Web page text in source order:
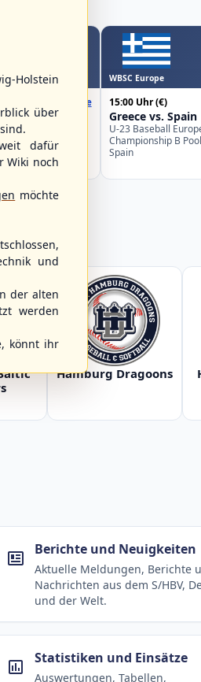
Box-Score
2026 - Group
WBSC Europe
15:00 Uhr(€)
Greece vs. Spain
U-23 Baseball
Championship B
Spain
Hamburg Dragoons
Berichte und Neuigkeiten
Aktuelle Meldungen, Berichte
Nachrichten aus dem S/HBV,
und der Welt.
Statistiken und Einsätze
Auswertungen, Tabellen,
Holstein
über
dafür
Wiki noch
möchte
und
der alten
werden
könnt ihr